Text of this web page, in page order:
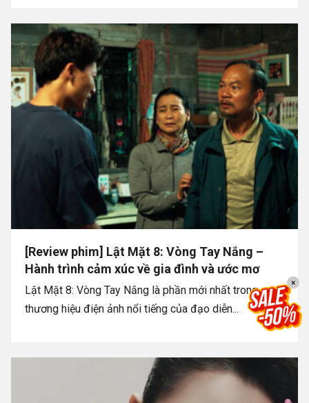
[Review phim] Lật Mặt 8: Vòng Tay Nắng –
Hành trình cảm xúc về gia đình và ước mơ
Lật Mặt 8: Vòng Tay Nắng là phần mới nhất trong
thương hiệu điện ảnh nổi tiếng của đạo diễn...
×